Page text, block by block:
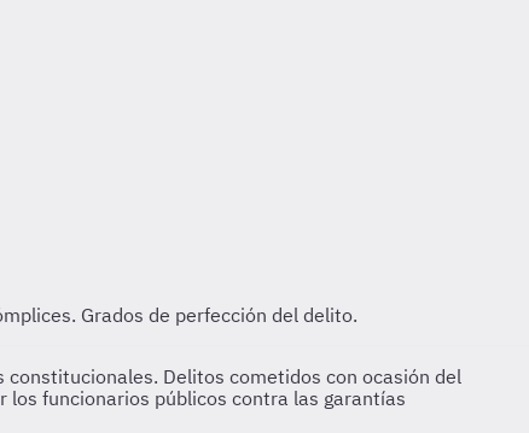
Grados de perfección del delito.
constitucionales. Delitos cometidos con ocasión del
funcionarios públicos contra las garantías